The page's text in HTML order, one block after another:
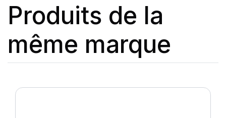
Produits de la
même marque